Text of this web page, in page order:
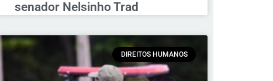
senador Nelsinho Trad
DIREITOS HUMANOS